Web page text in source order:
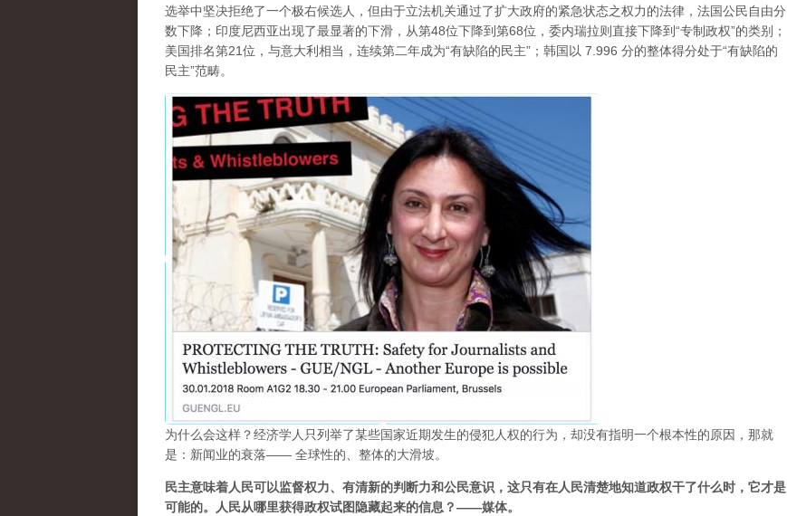
选举中坚决拒绝了一个极右候选人，但由于立法机关通过了扩大政府的紧急状态之权力的法律，法国公民自由分
数下降；印度尼西亚出现了最显著的下滑，从第48位下降到第68位，委内瑞拉则直接下降到“专制政权”的类别；
美国排名第21位，与意大利相当，连续第二年成为“有缺陷的民主”；韩国以 7.996 分的整体得分处于“有缺陷的
民主”范畴。
为什么会这样？经济学人只列举了某些国家近期发生的侵犯人权的行为，却没有指明一个根本性的原因，那就
是：新闻业的衰落—— 全球性的、整体的大滑坡。
民主意味着人民可以监督权力、有清新的判断力和公民意识，这只有在人民清楚地知道政权干了什么时，它才是
可能的。人民从哪里获得政权试图隐藏起来的信息？——媒体。